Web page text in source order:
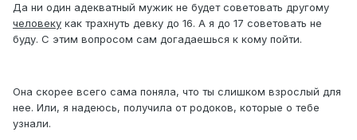
Да ни один адекватный мужик не будет советовать другому
человеку как трахнуть девку до 16. А я до 17 советовать не
буду. С этим вопросом сам догадаешься к кому пойти.
Она скорее всего сама поняла, что ты слишком взрослый для
нее. Или, я надеюсь, получила от родоков, которые о тебе
узнали.